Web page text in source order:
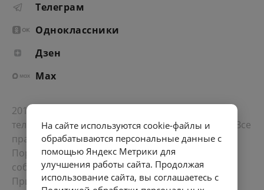
Телеграм
Одноклассники
Дзен
Max
2012-2026 © Портал «Электронное интернет-
телевидение правительства Санкт-Петербурга». Все
права защищены.
Портал Санкт-Петербурга- о его людях, жизни,
событиях, последних новостях.
При перепечатке материалов, прямая ссылка на
На сайте используются cookie-файлы и
обрабатываются персональные данные с
помощью Яндекс Метрики для
улучшения работы сайта. Продолжая
использование сайта, вы соглашаетесь с